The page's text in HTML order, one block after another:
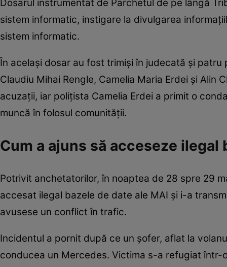
Dosarul instrumentat de Parchetul de pe lângă
sistem informatic, instigare la divulgarea
sistem informatic.
În același dosar au fost trimiși în judecată și
Claudiu Mihai Rengle, Camelia Maria Erdei și
acuzații, iar polițista Camelia Erdei a primit o
muncă în folosul comunității.
Cum a ajuns să acceseze ilegal
Potrivit anchetatorilor, în noaptea de 28 spre 29
accesat ilegal bazele de date ale MAI și i-a
avusese un conflict în trafic.
Incidentul a pornit după ce un șofer, aflat la
conducea un Mercedes. Victima s-a refugiat într-